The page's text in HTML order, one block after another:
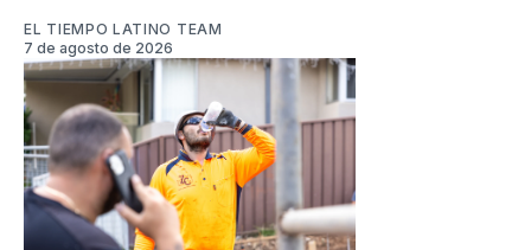
EL TIEMPO LATINO TEAM
7 de agosto de 2026